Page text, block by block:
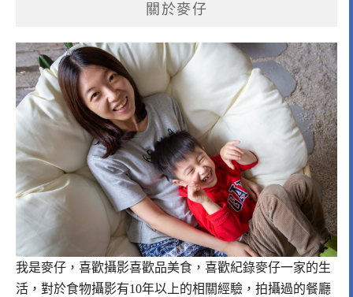
關於麥仔
我是麥仔，喜歡攝影喜歡品美食，喜歡紀錄麥仔一家的生
活，對於食物攝影有10年以上的相關經驗，拍攝過的餐廳